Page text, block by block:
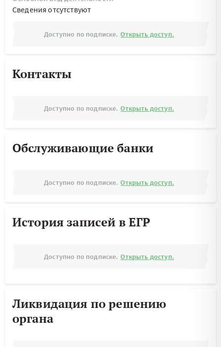
Cведения отсутствуют
Доступно по подписке. Открыть доступ.
Контакты
Доступно по подписке. Открыть доступ.
Обслуживающие банки
Доступно по подписке. Открыть доступ.
История записей в ЕГР
Доступно по подписке. Открыть доступ.
Ликвидация по решению
органа